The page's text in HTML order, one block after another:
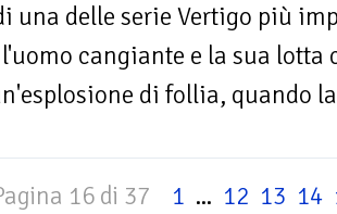
una delle serie Vertigo più
cangiante e la sua
di follia, quando
16 di 37 1 ... 12 13 14